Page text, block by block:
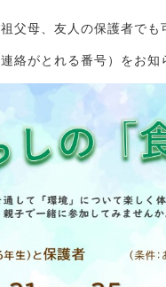
父母、友人の保護者でも
がとれる番号）をお知